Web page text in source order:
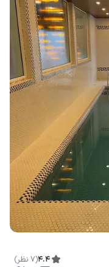
4.4
(
7 نظر)